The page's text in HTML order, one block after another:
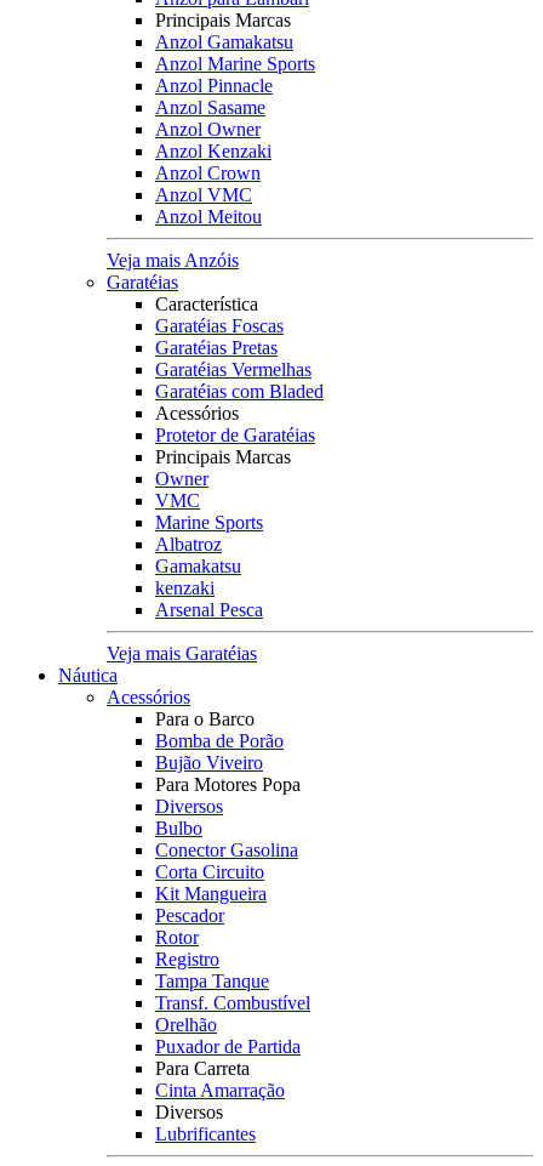
Principais Marcas
Anzol Gamakatsu
Anzol Marine Sports
Anzol Pinnacle
Anzol Sasame
Anzol Owner
Anzol Kenzaki
Anzol Crown
Anzol VMC
Anzol Meitou
Veja mais Anzóis
Garatéias
Característica
Garatéias Foscas
Garatéias Pretas
Garatéias Vermelhas
Garatéias com Bladed
Acessórios
Protetor de Garatéias
Principais Marcas
Owner
VMC
Marine Sports
Albatroz
Gamakatsu
kenzaki
Arsenal Pesca
Veja mais Garatéias
Náutica
Acessórios
Para o Barco
Bomba de Porão
Bujão Viveiro
Para Motores Popa
Diversos
Bulbo
Conector Gasolina
Corta Circuito
Kit Mangueira
Pescador
Rotor
Registro
Tampa Tanque
Transf. Combustível
Orelhão
Puxador de Partida
Para Carreta
Cinta Amarração
Diversos
Lubrificantes